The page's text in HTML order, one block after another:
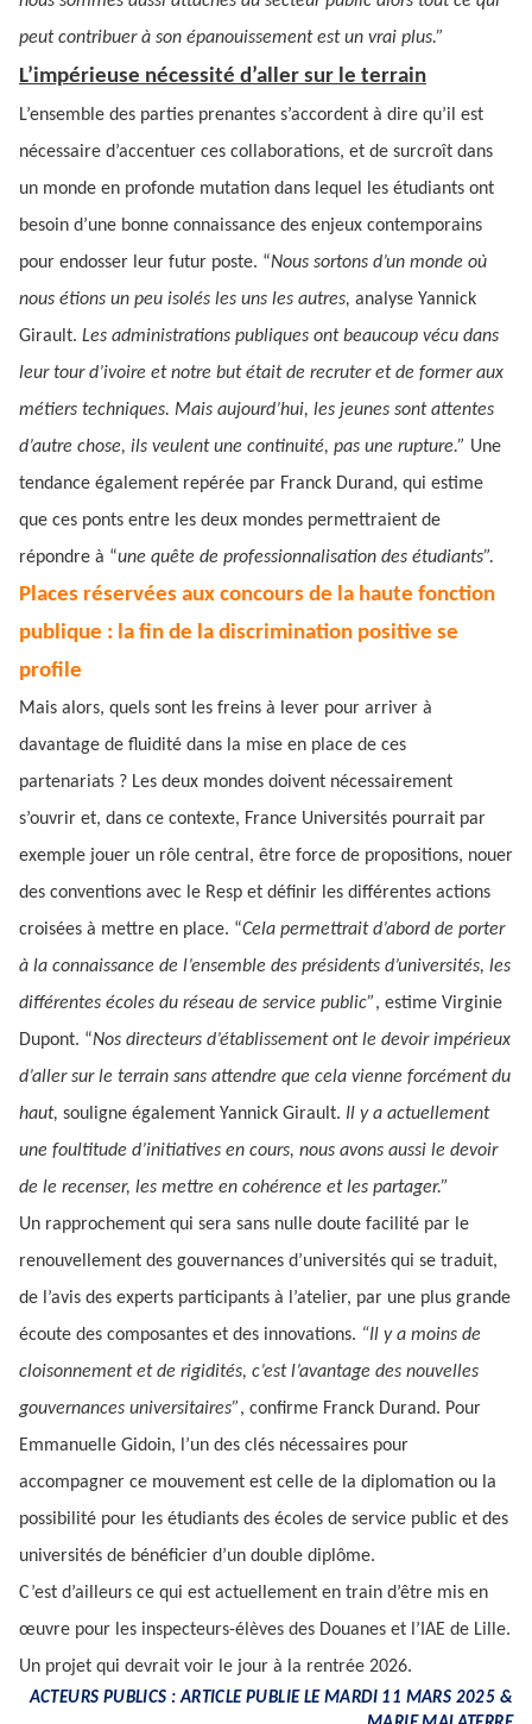
peut contribuer à son épanouissement est un vrai plus.”
L’impérieuse nécessité d’aller sur le terrain
L’ensemble des parties prenantes s’accordent à dire qu’il est
nécessaire d’accentuer ces collaborations, et de surcroît dans
un monde en profonde mutation dans lequel les étudiants ont
besoin d’une bonne connaissance des enjeux contemporains
pour endosser leur futur poste. “Nous sortons d’un monde où
nous étions un peu isolés les uns les autres, analyse Yannick
Girault. Les administrations publiques ont beaucoup vécu dans
leur tour d’ivoire et notre but était de recruter et de former aux
métiers techniques. Mais aujourd’hui, les jeunes sont attentes
d’autre chose, ils veulent une continuité, pas une rupture.” Une
tendance également repérée par Franck Durand, qui estime
que ces ponts entre les deux mondes permettraient de
répondre à “une quête de professionnalisation des étudiants”.
Places réservées aux concours de la haute fonction
publique : la fin de la discrimination positive se
profile
Mais alors, quels sont les freins à lever pour arriver à
davantage de fluidité dans la mise en place de ces
partenariats ? Les deux mondes doivent nécessairement
s’ouvrir et, dans ce contexte, France Universités pourrait par
exemple jouer un rôle central, être force de propositions, nouer
des conventions avec le Resp et définir les différentes actions
croisées à mettre en place. “Cela permettrait d’abord de porter
à la connaissance de l’ensemble des présidents d’universités, les
différentes écoles du réseau de service public”, estime Virginie
Dupont. “Nos directeurs d’établissement ont le devoir impérieux
d’aller sur le terrain sans attendre que cela vienne forcément du
haut, souligne également Yannick Girault. Il y a actuellement
une foultitude d’initiatives en cours, nous avons aussi le devoir
de le recenser, les mettre en cohérence et les partager.”
Un rapprochement qui sera sans nulle doute facilité par le
renouvellement des gouvernances d’universités qui se traduit,
de l’avis des experts participants à l’atelier, par une plus grande
écoute des composantes et des innovations. “Il y a moins de
cloisonnement et de rigidités, c’est l’avantage des nouvelles
gouvernances universitaires”, confirme Franck Durand. Pour
Emmanuelle Gidoin, l’un des clés nécessaires pour
accompagner ce mouvement est celle de la diplomation ou la
possibilité pour les étudiants des écoles de service public et des
universités de bénéficier d’un double diplôme.
C’est d’ailleurs ce qui est actuellement en train d’être mis en
œuvre pour les inspecteurs-élèves des Douanes et l’IAE de Lille.
Un projet qui devrait voir le jour à la rentrée 2026.
ACTEURS PUBLICS : ARTICLE PUBLIE LE MARDI 11 MARS 2025 &